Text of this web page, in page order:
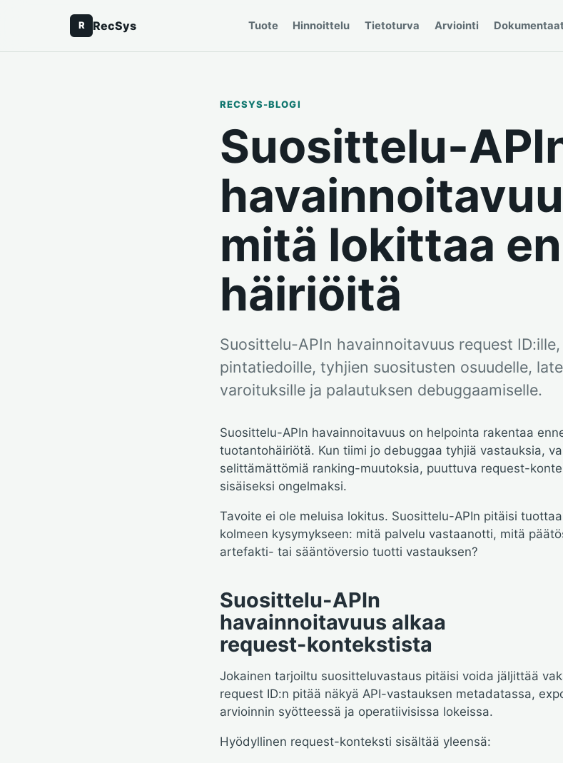
R RecSys Tuote Hinnoittelu Tietoturva Arviointi
RECSYS-BLOGI
Suosittelu-
mitä lokittaa
häiriöitä
Suosittelu-APIn havainnoitavuus request
pintatiedoille, tyhjien suositusten osuudelle,
varoituksille ja palautuksen debuggaamiselle.
Suosittelu-APIn havainnoitavuus on helpointa rakentaa
tuotantohäiriötä. Kun tiimi jo debuggaa tyhjiä vastauksia,
selittämättömiä ranking-muutoksia, puuttuva request-
sisäiseksi ongelmaksi.
Tavoite ei ole meluisa lokitus. Suosittelu-APIn pitäisi
kolmeen kysymykseen: mitä palvelu vastaanotti, mitä
artefakti- tai sääntöversio tuotti vastauksen?
Suosittelu-APIn
havainnoitavuus alkaa
request-kontekstista
Jokainen tarjoiltu suositteluvastaus pitäisi voida jäljittää
request ID:n pitää näkyä API-vastauksen metadatassa,
arvioinnin syötteessä ja operatiivisissa lokeissa.
Hyödyllinen request-konteksti sisältää yleensä: